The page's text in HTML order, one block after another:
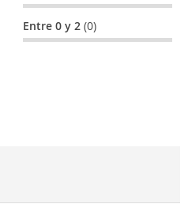
Entre 0 y 2(0)